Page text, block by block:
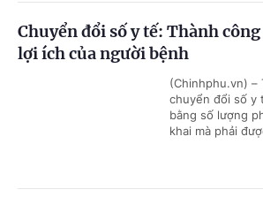
Chuyển đổi số y tế: Thành
lợi ích của người bệnh
(Chinhphu.vn) –
chuyển đổi số y
bằng số lượng
khai mà phải